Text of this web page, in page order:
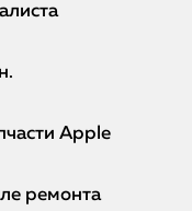
Apple
ремонта